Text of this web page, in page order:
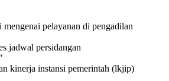
pelayanan di pengadilan
jadwal persidangan
kinerja instansi pemerintah (lkjip)